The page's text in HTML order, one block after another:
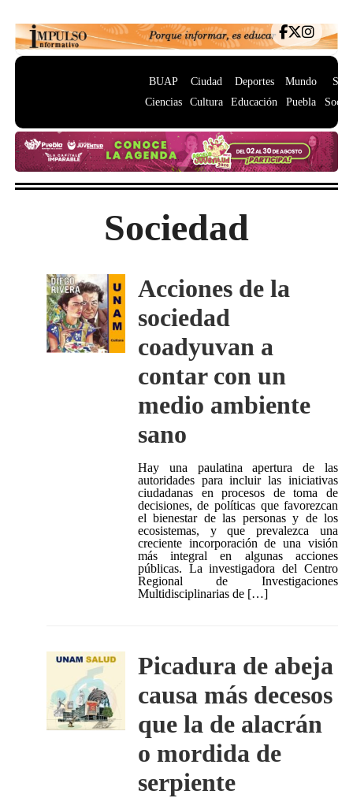
BUAP
Ciencias
Ciudad
Cultura
Deportes
Educación
Mundo
Puebla
Sociedad
Acciones de la
sociedad
coadyuvan a
contar con un
medio ambiente
sano
Hay una paulatina apertura de las
autoridades para incluir las iniciativas
ciudadanas en procesos de toma de
decisiones, de políticas que favorezcan
el bienestar de las personas y de los
ecosistemas, y que prevalezca una
creciente incorporación de una visión
más integral en algunas acciones
públicas. La investigadora del Centro
Regional de Investigaciones
Multidisciplinarias de […]
Picadura de abeja
causa más decesos
que la de alacrán
o mordida de
serpiente